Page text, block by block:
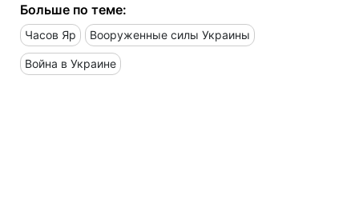
Больше по теме:
Часов Яр Вооруженные силы Украины
Война в Украине